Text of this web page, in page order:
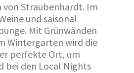
von Straubenhardt. Im
und saisonal
Mit Grünwänden
Wintergarten wird die
perfekte Ort, um
bei den Local Nights